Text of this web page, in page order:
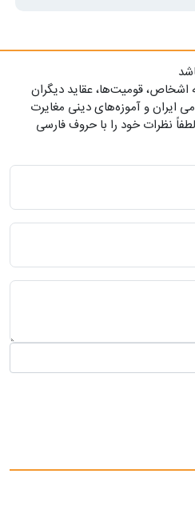
اشخاص، قومیت‌ها، عقاید دیگران
ایران و آموزه‌های دینی مغایرت
نظرات خود را با حروف فارسی